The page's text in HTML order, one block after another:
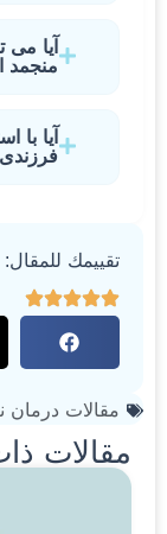
آیا
منجمد
تقييمك للمقال:
مقالات درمان
مقالات